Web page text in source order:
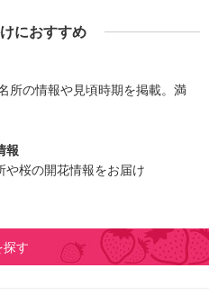
におすすめ
所の情報や見頃時期を掲載。満
報
や桜の開花情報をお届け
す